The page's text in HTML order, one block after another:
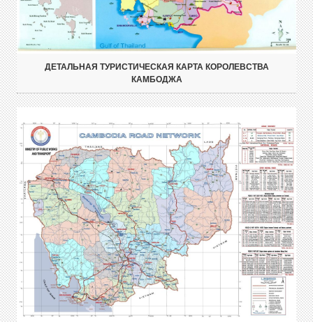
ДЕТАЛЬНАЯ ТУРИСТИЧЕСКАЯ КАРТА КОРОЛЕВСТВА
КАМБОДЖА